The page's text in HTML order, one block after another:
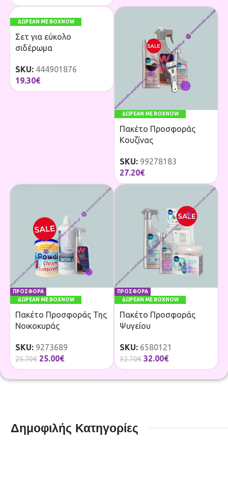
ΔΩΡΕΑΝ ΜΕ BOXNOW
Σετ για εύκολο
σιδέρωμα
SKU: 444901876
19.30€
ΔΩΡΕΑΝ ΜΕ BOXNOW
Πακέτο Προσφοράς
Κουζίνας
SKU: 99278183
27.20€
ΠΡΟΣΦΟΡΑ
ΔΩΡΕΑΝ ΜΕ BOXNOW
Πακέτο Προσφοράς Της
Νοικοκυράς
SKU: 9273689
25.70€ 25.00€
ΠΡΟΣΦΟΡΑ
ΔΩΡΕΑΝ ΜΕ BOXNOW
Πακέτο Προσφοράς
Ψυγείου
SKU: 6580121
32.70€ 32.00€
Δημοφιλής Κατηγορίες